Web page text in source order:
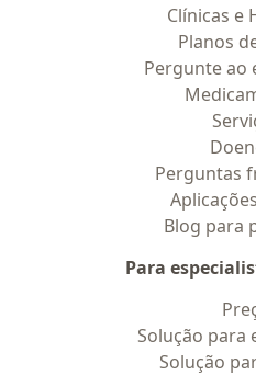
Clínicas e
Planos
Pergunte ao
Perguntas
Blog para
Para
Solução para
Solução